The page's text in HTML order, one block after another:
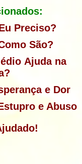
Preciso?
São?
Ajuda na
e Dor
e Abuso